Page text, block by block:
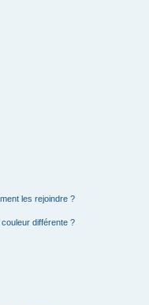
les rejoindre ?
différente ?